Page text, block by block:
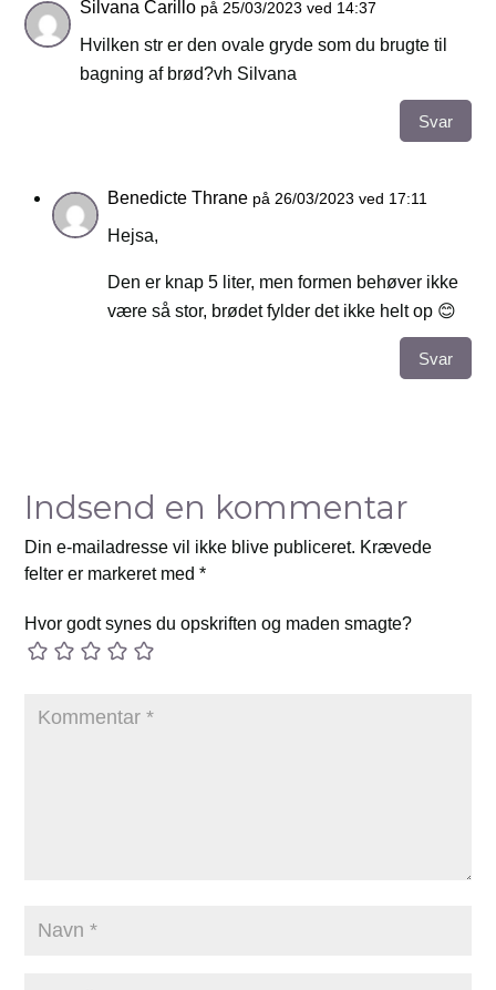
Silvana Carillo på 25/03/2023 ved 14:37
Hvilken str er den ovale gryde som du brugte til
bagning af brød?vh Silvana
Svar
Benedicte Thrane på 26/03/2023 ved 17:11
Hejsa,
Den er knap 5 liter, men formen behøver ikke
være så stor, brødet fylder det ikke helt op 😊
Svar
Indsend en kommentar
Din e-mailadresse vil ikke blive publiceret. Krævede
felter er markeret med*
Hvor godt synes du opskriften og maden smagte?